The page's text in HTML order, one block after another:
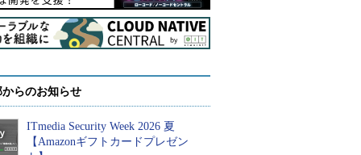
らのお知らせ
ITmedia Security Week 2026 夏
【Amazonギフトカードプレゼン